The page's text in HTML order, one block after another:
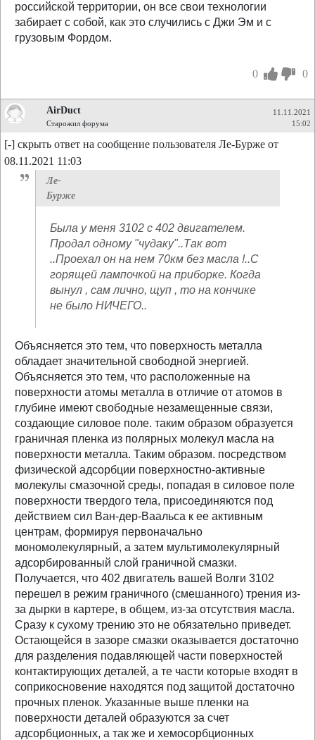
российской территории, он все свои технологии
забирает с собой, как это случились с Джи Эм и с
грузовым Фордом.
0 0
AirDuct
Старожил форума
11.11.2021
15:02
[-] скрыть ответ на сообщение пользователя Ле-Бурже от
08.11.2021 11:03
Ле-
Бурже
Была у меня 3102 с 402 двигателем.
Продал одному "чудаку"..Так вот
..Проехал он на нем 70км без масла !..С
горящей лампочкой на приборке. Когда
вынул , сам лично, щуп , то на кончике
не было НИЧЕГО..
Объясняется это тем, что поверхность металла
обладает значительной свободной энергией.
Объясняется это тем, что расположенные на
поверхности атомы металла в отличие от атомов в
глубине имеют свободные незамещенные связи,
создающие силовое поле. таким образом образуется
граничная пленка из полярных молекул масла на
поверхности металла. Таким образом. посредством
физической адсорбции поверхностно-активные
молекулы смазочной среды, попадая в силовое поле
поверхности твердого тела, присоединяются под
действием сил Ван-дер-Ваальса к ее активным
центрам, формируя первоначально
мономолекулярный, а затем мультимолекулярный
адсорбированный слой граничной смазки.
Получается, что 402 двигатель вашей Волги 3102
перешел в режим граничного (смешанного) трения из-
за дырки в картере, в общем, из-за отсутствия масла.
Сразу к сухому трению это не обязательно приведет.
Остающейся в зазоре смазки оказывается достаточно
для разделения подавляющей части поверхностей
контактирующих деталей, а те части которые входят в
соприкосновение находятся под защитой достаточно
прочных пленок. Указанные выше пленки на
поверхности деталей образуются за счет
адсорбционных, а так же и хемосорбционных